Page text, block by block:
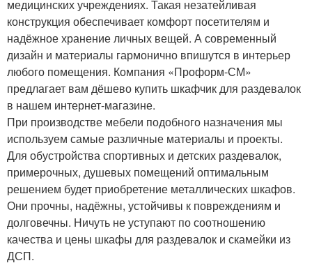
медицинских учреждениях. Такая незатейливая
конструкция обеспечивает комфорт посетителям и
надёжное хранение личных вещей. А современный
дизайн и материалы гармонично впишутся в интерьер
любого помещения. Компания «Проформ-СМ»
предлагает вам дёшево купить шкафчик для раздевалок
в нашем интернет-магазине.
При производстве мебели подобного назначения мы
используем самые различные материалы и проекты.
Для обустройства спортивных и детских раздевалок,
примерочных, душевых помещений оптимальным
решением будет приобретение металлических шкафов.
Они прочны, надёжны, устойчивы к повреждениям и
долговечны. Ничуть не уступают по соотношению
качества и цены шкафы для раздевалок и скамейки из
ДСП.